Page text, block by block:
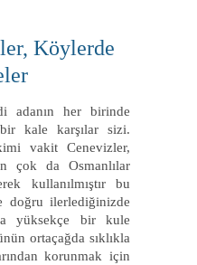
Köylerde
adanın her birinde
bir kale karşılar sizi.
vakit Cenevizler,
çok da Osmanlılar
kullanılmıştır bu
doğru ilerlediğinizde
yüksekçe bir kule
ortaçağda sıklıkla
korunmak için